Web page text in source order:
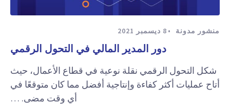
منشور مدونة 8 ديسمبر 2021
دور المدير المالي في التحول الرقمي
شكل التحول الرقمي نقلة نوعية في قطاع الأعمال، حيث
أتاح عمليات أكثر كفاءة وإنتاجية أفضل مما كان متوقعًا في
أي وقت مضى. …